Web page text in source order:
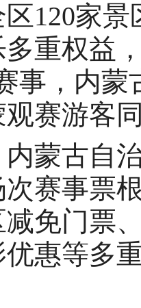
区120家
多重权益
事，内
观赛游客
古自治
次赛事票
减免门票
优惠等多